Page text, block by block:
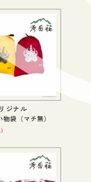
ジナル
袋（マチ無）